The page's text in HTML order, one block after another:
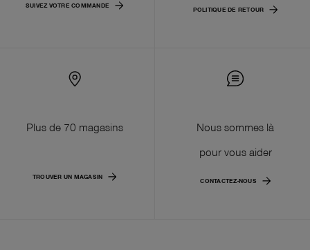
SUIVEZ VOTRE COMMANDE
POLITIQUE DE RETOUR
Plus de 70 magasins
TROUVER UN MAGASIN
Nous sommes là
pour vous aider
CONTACTEZ-NOUS